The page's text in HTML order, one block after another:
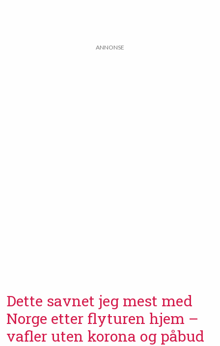
ANNONSE
Dette savnet jeg mest med
Norge etter flyturen hjem –
vafler uten korona og påbud